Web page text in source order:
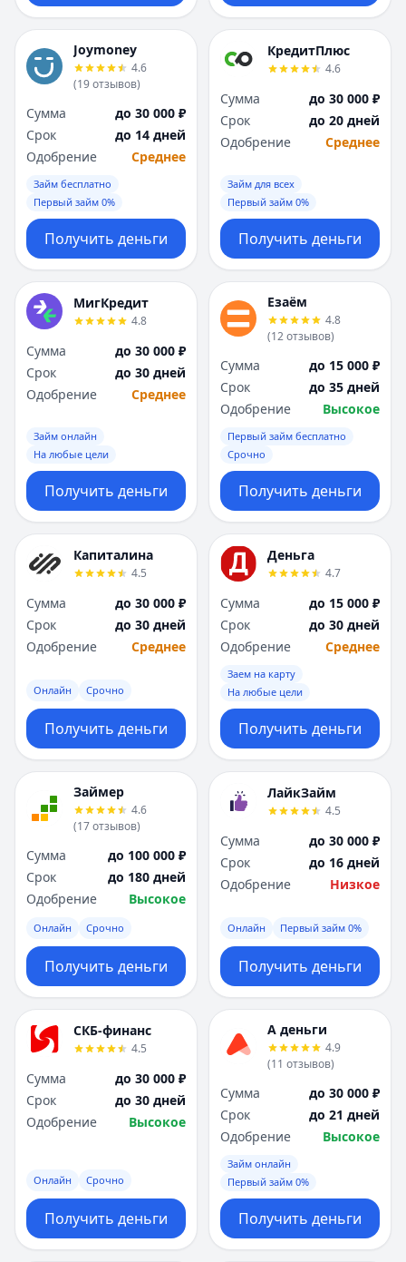
Joymoney
4.6
(19отзывов)
Сумма
до 30 000 ₽
Срок
до 14 дней
Одобрение
Среднее
Займ бесплатно
Первый займ 0%
Получить деньги
КредитПлюс
4.6
Сумма
до 30 000 ₽
Срок
до 20 дней
Одобрение
Среднее
Займ для всех
Первый займ 0%
Получить деньги
МигКредит
4.8
Сумма
до 30 000 ₽
Срок
до 30 дней
Одобрение
Среднее
Займ онлайн
На любые цели
Получить деньги
Езаём
4.8
(12отзывов)
Сумма
до 15 000 ₽
Срок
до 35 дней
Одобрение
Высокое
Первый займ бесплатно
Срочно
Получить деньги
Капиталина
4.5
Сумма
до 30 000 ₽
Срок
до 30 дней
Одобрение
Среднее
Онлайн Срочно
Получить деньги
Деньга
4.7
Сумма
до 15 000 ₽
Срок
до 30 дней
Одобрение
Среднее
Заем на карту
На любые цели
Получить деньги
Займер
4.6
(17отзывов)
Сумма
до 100 000 ₽
Срок
до 180 дней
Одобрение
Высокое
Онлайн Срочно
Получить деньги
ЛайкЗайм
4.5
Сумма
до 30 000 ₽
Срок
до 16 дней
Одобрение
Низкое
Онлайн Первый займ 0%
Получить деньги
СКБ-финанс
4.5
Сумма
до 30 000 ₽
Срок
до 30 дней
Одобрение
Высокое
Онлайн Срочно
Получить деньги
А деньги
4.9
(11 отзывов)
Сумма
до 30 000 ₽
Срок
до 21 дней
Одобрение
Высокое
Займ онлайн
Первый займ 0%
Получить деньги